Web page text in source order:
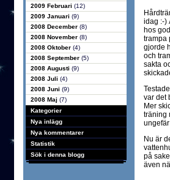
2009 Februari (12)
2009 Januari (9)
2008 December (8)
2008 November (8)
2008 Oktober (4)
2008 September (5)
2008 Augusti (9)
2008 Juli (4)
2008 Juni (9)
2008 Maj (7)
Kategorier
Nya inlägg
Nya kommentarer
Statistik
Sök i denna blogg
idag :-)
hos
trampa
gjorde
och
sakta
var det
Mer
träning
Nu är
på
även